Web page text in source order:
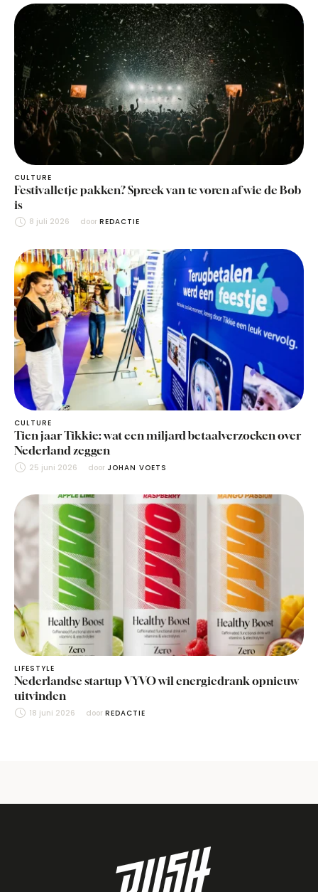
CULTURE
Festivalletje pakken? Spreek van te voren af wie de Bob
is
8 juli 2026 door REDACTIE
CULTURE
Tien jaar Tikkie: wat een miljard betaalverzoeken over
Nederland zeggen
25 juni 2026 door JOHAN VOETS
LIFESTYLE
Nederlandse startup VYVO wil energiedrank opnieuw
uitvinden
18 juni 2026 door REDACTIE